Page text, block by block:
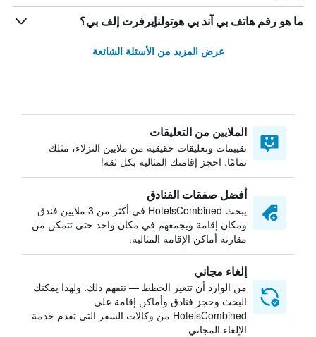
ما هو رقم هاتف بي آند بي هوتولنإيرفرت إلف بي؟
عرض المزيد من الأسئلة الشائعة
الملايين من التعليقات
تقييمات وتعليقات حقيقية من ملايين النزلاء، مثلك
تمامًا. احجز إقامتك المثالية بكل ثقة!
أفضل صفقات الفنادق
يبحث HotelsCombined في أكثر من 3 ملايين فندق
ومكان إقامة ويجمعهم في مكان واحد حتى تتمكن من
مقارنة أماكن الإقامة المثالية.
إلغاء مجاني
من الوارد أن تتغير الخطط — نتفهم ذلك. ولهذا يمكنك
البحث وحجز فنادق وأماكن إقامة على
HotelsCombined من وكالات السفر التي تقدم خدمة
الإلغاء المجاني